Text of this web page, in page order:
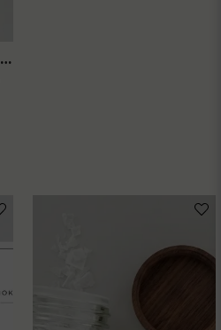
Etiketter för torrvaror 12st